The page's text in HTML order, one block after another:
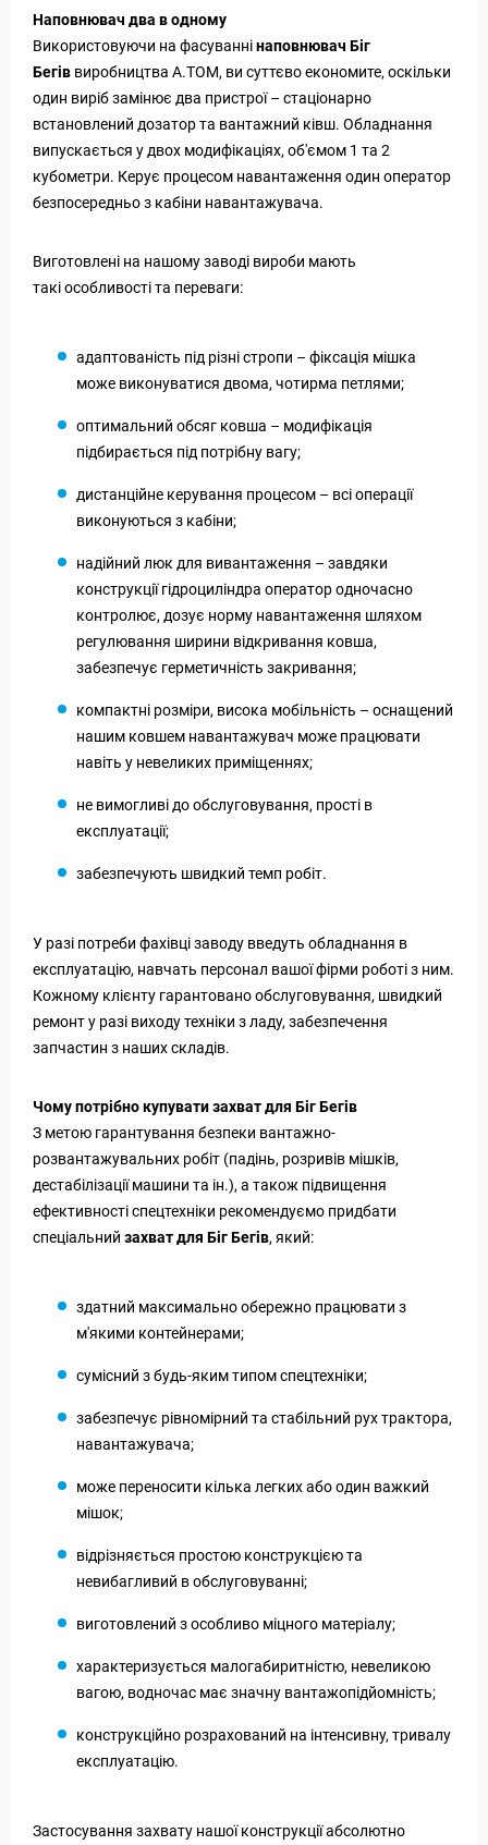
Наповнювач два в одному
Використовуючи на фасуваннінаповнювач Біг
Бегів виробництва А.ТОМ, ви суттєво економите, оскільки
один виріб замінює два пристрої – стаціонарно
встановлений дозатор та вантажний ківш. Обладнання
випускається у двох модифікаціях, об'ємом 1 та 2
кубометри. Керує процесом навантаження один оператор
безпосередньо з кабіни навантажувача.
Виготовлені на нашому заводі вироби мають
такі особливості та переваги:
адаптованість під різні стропи – фіксація мішка
може виконуватися двома, чотирма петлями;
оптимальний обсяг ковша – модифікація
підбирається під потрібну вагу;
дистанційне керування процесом – всі операції
виконуються з кабіни;
надійний люк для вивантаження – завдяки
конструкції гідроциліндра оператор одночасно
контролює, дозує норму навантаження шляхом
регулювання ширини відкривання ковша,
забезпечує герметичність закривання;
компактні розміри, висока мобільність – оснащений
нашим ковшем навантажувач може працювати
навіть у невеликих приміщеннях;
не вимогливі до обслуговування, прості в
експлуатації;
забезпечують швидкий темп робіт.
У разі потреби фахівці заводу введуть обладнання в
експлуатацію, навчать персонал вашої фірми роботі з ним.
Кожному клієнту гарантовано обслуговування, швидкий
ремонт у разі виходу техніки з ладу, забезпечення
запчастин з наших складів.
Чому потрібно купувати захват для Біг Бегів
З метою гарантування безпеки вантажно-
розвантажувальних робіт (падінь, розривів мішків,
дестабілізації машини та ін.), а також підвищення
ефективності спецтехніки рекомендуємо придбати
спеціальний захват для Біг Бегів, який:
здатний максимально обережно працювати з
м'якими контейнерами;
сумісний з будь-яким типом спецтехніки;
забезпечує рівномірний та стабільний рух трактора,
навантажувача;
може переносити кілька легких або один важкий
мішок;
відрізняється простою конструкцією та
невибагливий в обслуговуванні;
виготовлений з особливо міцного матеріалу;
характеризується малогабиритністю, невеликою
вагою, водночас має значну вантажопідйомність;
конструкційно розрахований на інтенсивну, тривалу
експлуатацію.
Застосування захвату нашої конструкції абсолютно